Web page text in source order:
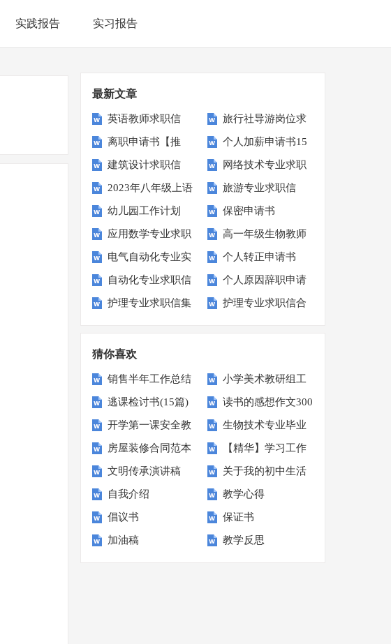
实践报告 实习报告
最新文章
英语教师求职信 旅行社导游岗位求
职信
离职申请书【推
荐】
个人加薪申请书15
篇
建筑设计求职信 网络技术专业求职
信
2023年八年级上语
文教学计划
旅游专业求职信
幼儿园工作计划
【荐】
保密申请书
应用数学专业求职
信
高一年级生物教师
教学计划
电气自动化专业实
习报告集锦14篇
个人转正申请书
【热】
自动化专业求职信 个人原因辞职申请
书(15篇)
护理专业求职信集 护理专业求职信合
猜你喜欢
销售半年工作总结
(15篇)
小学美术教研组工
作计划15篇
逃课检讨书(15篇) 读书的感想作文300
字汇编7篇
开学第一课安全教
育心得
生物技术专业毕业
生的求职信
房屋装修合同范本 【精华】学习工作
计划模板汇编六篇
文明传承演讲稿 关于我的初中生活
作文汇总7篇
自我介绍 教学心得
倡议书 保证书
加油稿 教学反思